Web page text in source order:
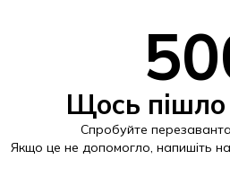
Щось пішло
Спробуйте
Якщо це не допомогло, напишіть